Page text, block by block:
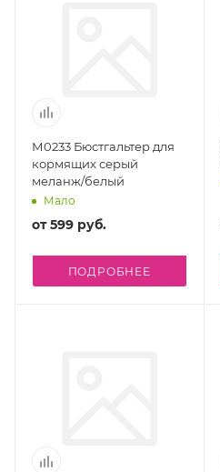
М0233 Бюстгальтер для
кормящих серый
меланж/белый
Мало
от599 руб.
ПОДРОБНЕЕ